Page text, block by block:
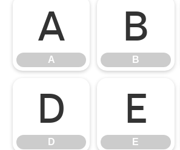
A
A
B
B
D
D
E
E